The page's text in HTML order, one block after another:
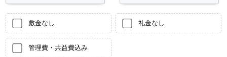
敷金なし 礼金なし
管理費・共益費込み